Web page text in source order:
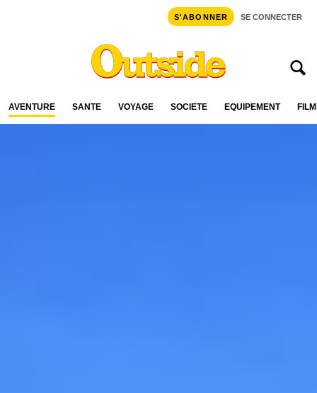
S'ABONNER SE CONNECTER
AVENTURE SANTÉ VOYAGE SOCIÉTÉ ÉQUIPEMENT